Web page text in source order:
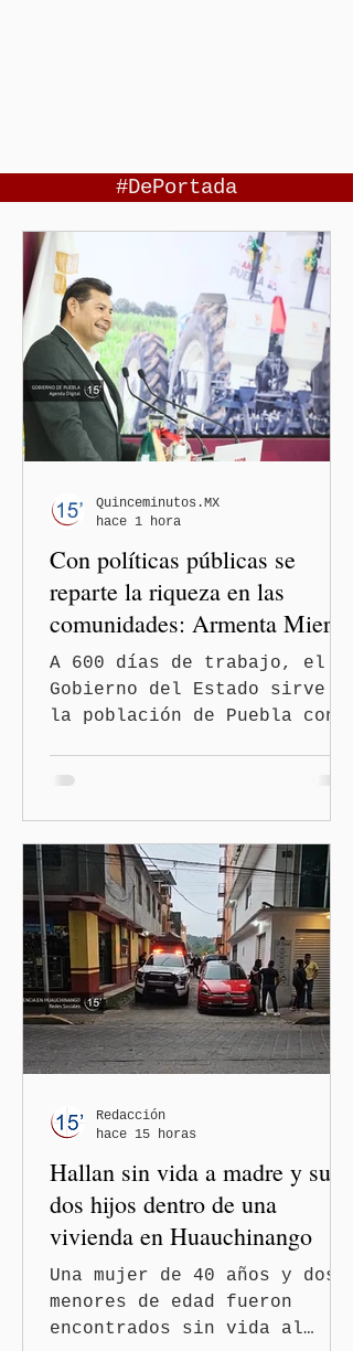
#DePortada
Con políticas públicas se
reparte la riqueza en las
comunidades: Armenta Mier
A 600 días de trabajo, el
Gobierno del Estado sirve a
la población de Puebla con
pública heredada del Museo
Internacional del Barroco
que significó un “saqueo”
del erario en los gobiernos
neoliberales del pasado.
Quinceminutos.MX
hace 1 hora
Hallan sin vida a madre y sus
dos hijos dentro de una
vivienda en Huauchinango
Una mujer de 40 años y dos
menores de edad fueron
encontrados sin vida al
Redacción
hace 15 horas